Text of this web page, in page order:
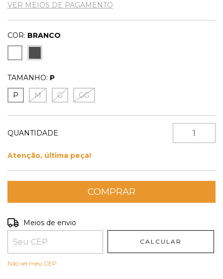
VER MEIOS DE PAGAMENTO
COR: BRANCO
TAMANHO: P
P
M G GG
QUANTIDADE
Atenção, última peça!
Entregas para o CEP:
Meios de envio
CALCULAR
Não sei meu CEP